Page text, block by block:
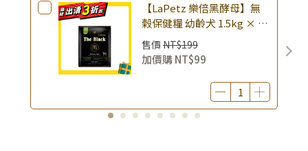
【LaPetz 樂倍黑酵母】無
榖保健糧 幼齡犬 1.5kg × 包
｜(廠效期20260818) 狗乾糧
狗飼料 幼犬飼料 無穀配方｜
即期品
售價 NT$199
加價購NT$99